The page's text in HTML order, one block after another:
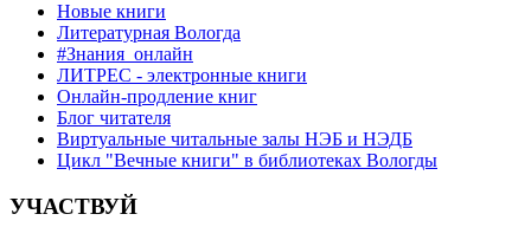
Новые книги
Литературная Вологда
#Знания_онлайн
ЛИТРЕС - электронные книги
Онлайн-продление книг
Блог читателя
Виртуальные читальные залы НЭБ и НЭДБ
Цикл "Вечные книги" в библиотеках Вологды
УЧАСТВУЙ